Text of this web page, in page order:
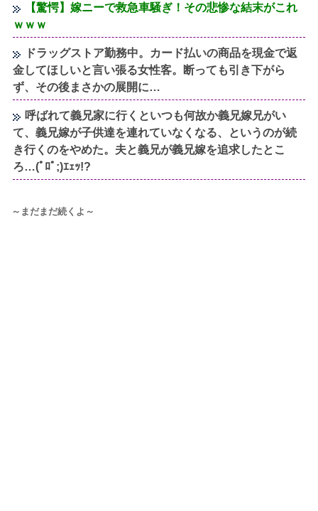
【驚愕】嫁ニーで救急車騒ぎ！その悲惨な結末がこれ
ｗｗｗ
ドラッグストア勤務中。カード払いの商品を現金で返
金してほしいと言い張る女性客。断っても引き下がら
ず、その後まさかの展開に…
呼ばれて義兄家に行くといつも何故か義兄嫁兄がい
て、義兄嫁が子供達を連れていなくなる、というのが続
き行くのをやめた。夫と義兄が義兄嫁を追求したとこ
ろ…(ﾟﾛﾟ;)ｴｪｯ!?
～まだまだ続くよ～